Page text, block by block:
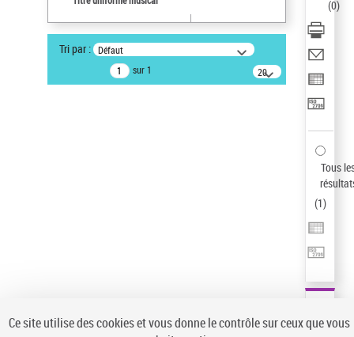
Type de notice d'autorité
Tri par : Défaut
sur 1
20
résultats/page
(0)
Tous
(1)
Ce site utilise des cookies et vous donne le contrôle sur ceux que vous